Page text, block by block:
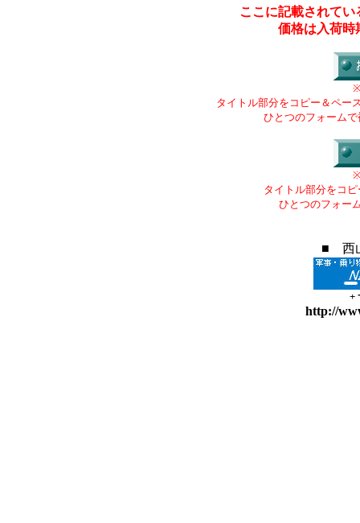
ここに記載されて
価格は入荷時
タイトル部分をコピー＆ペー
ひとつのフォーム
タイトル部分をコ
ひとつのフォー
■ 西
+
http://